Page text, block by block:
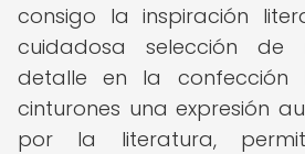
consigo la inspiración
cuidadosa selección
detalle en la confección
cinturones una expresión
por la literatura,